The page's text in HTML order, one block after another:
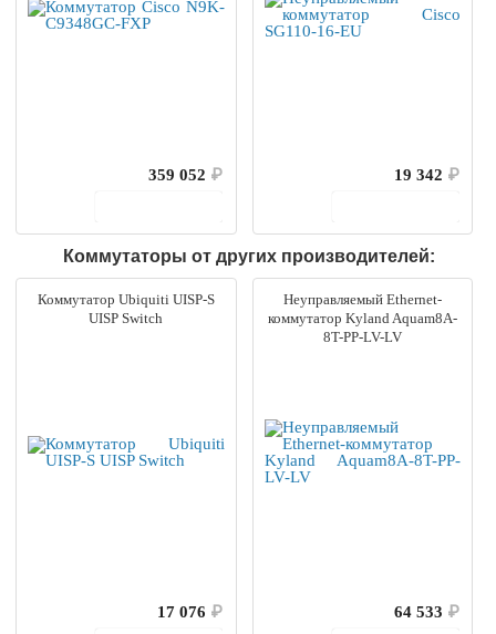
359 052 ₽
19 342 ₽
Коммутаторы от других производителей:
Коммутатор Ubiquiti UISP-S
UISP Switch
17 076 ₽
Неуправляемый Ethernet-
коммутатор Kyland Aquam8A-
8T-PP-LV-LV
64 533 ₽